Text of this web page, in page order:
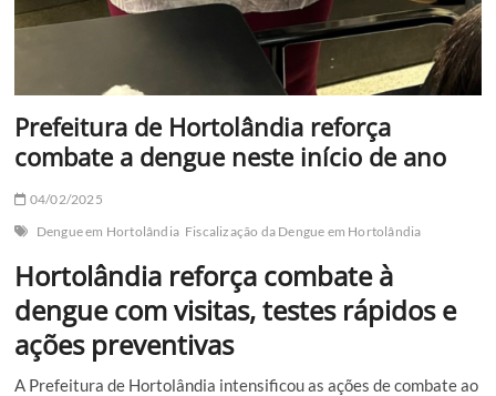
Prefeitura de Hortolândia reforça
combate a dengue neste início de ano
04/02/2025
Dengue em Hortolândia Fiscalização da Dengue em Hortolândia
Hortolândia reforça combate à
dengue com visitas, testes rápidos e
ações preventivas
A Prefeitura de Hortolândia intensificou as ações de combate ao